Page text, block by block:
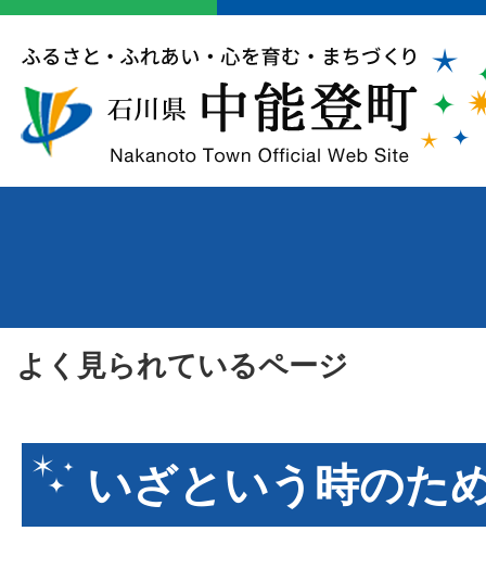
よく見られているページ
いざという時のた